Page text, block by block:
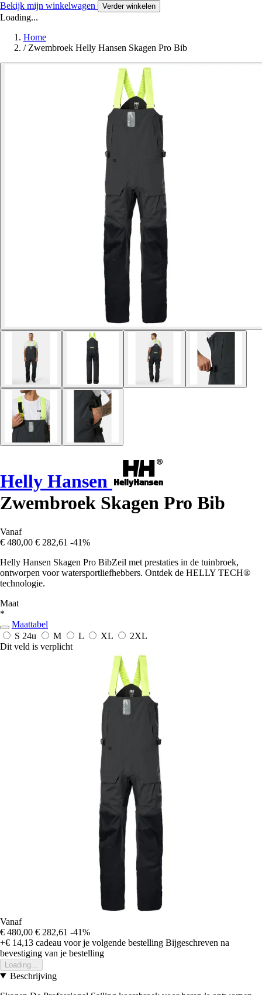
Bekijk mijn winkelwagen Verder winkelen
Loading...
Home
/ Zwembroek Helly Hansen Skagen Pro Bib
Helly Hansen
Zwembroek Skagen Pro Bib
Vanaf
€ 480,00 € 282,61 -41%
Helly Hansen Skagen Pro BibZeil met prestaties in de tuinbroek,
ontworpen voor watersportliefhebbers. Ontdek de HELLY TECH®
technologie.
Maat
*
Maattabel
S 24u M L XL
2XL
Dit veld is verplicht
Vanaf
€ 480,00 € 282,61 -41%
+€ 14,13 cadeau voor je volgende bestelling Bijgeschreven na
bevestiging van je bestelling
Loading...
Beschrijving